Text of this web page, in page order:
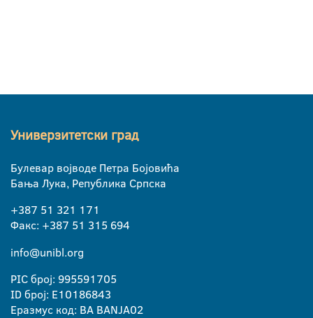
Универзитетски град
Булевар војводе Петра Бојовића
Бања Лука, Република Српска
+387 51 321 171
Факс: +387 51 315 694
info@unibl.org
PIC број: 995591705
ID број: E10186843
Еразмус код: BA BANJA02